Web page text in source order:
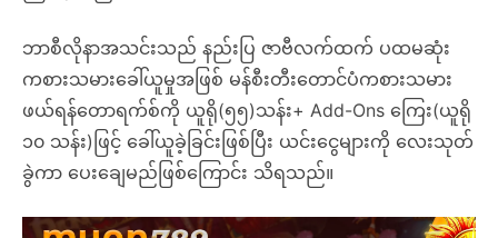
ဘာစီလိုနာအသင်းသည် နည်းပြ ဇာဗီလက်ထက် ပထမဆုံး
ကစားသမားခေါ်ယူမှုအဖြစ် မန်စီးတီးတောင်ပံကစားသမား
ဖယ်ရန်တောရက်စ်ကို ယူရို(၅၅)သန်း+ Add-Ons ကြေး(ယူရို
၁၀ သန်း)ဖြင့် ခေါ်ယူခဲ့ခြင်းဖြစ်ပြီး ယင်းငွေများကို လေးသုတ်
ခွဲကာ ပေးချေမည်ဖြစ်ကြောင်း သိရသည်။